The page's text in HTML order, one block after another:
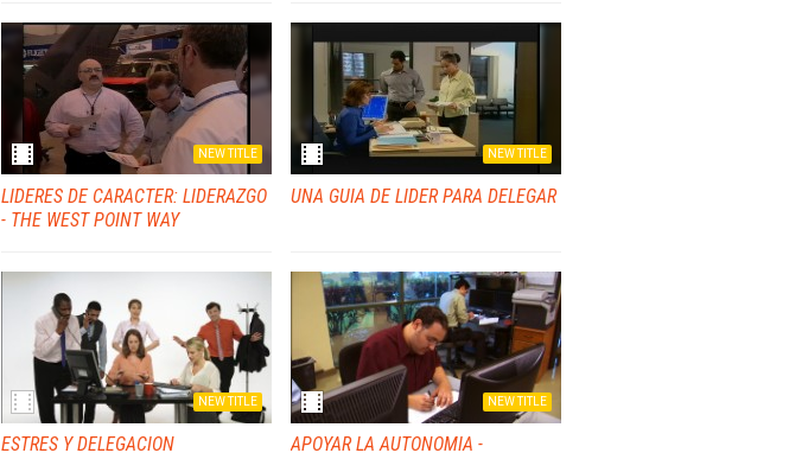
LIDERES DE CARACTER: LIDERAZGO
- THE WEST POINT WAY
NEW TITLE
UNA GUIA DE LIDER PARA DELEGAR
NEW TITLE
ESTRES Y DELEGACION
NEW TITLE
APOYAR LA AUTONOMIA -
NEW TITLE